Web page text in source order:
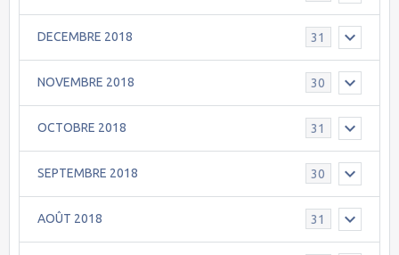
DECEMBRE 2018 31
NOVEMBRE 2018 30
OCTOBRE 2018 31
SEPTEMBRE 2018 30
AOÛT 2018 31